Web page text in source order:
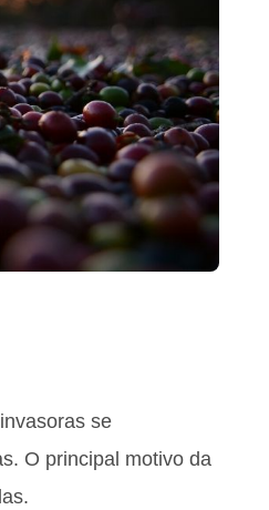
se
O principal motivo da